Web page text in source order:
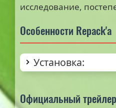
исследование,
Особенности Repack'а
Установка:
Официальный трейлер